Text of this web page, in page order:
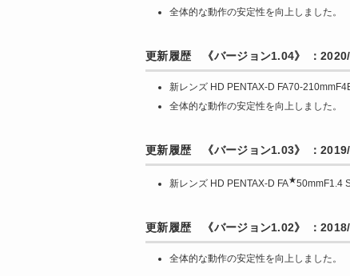
全体的な動作の安定性を向上しました。
更新履歴 《バージョン1.04》 ：
新レンズ HD PENTAX-D FA70-
全体的な動作の安定性を向上しました。
更新履歴 《バージョン1.03》 ：
新レンズ HD PENTAX-D FA★50mmF1.4
更新履歴 《バージョン1.02》 ：
全体的な動作の安定性を向上しました。